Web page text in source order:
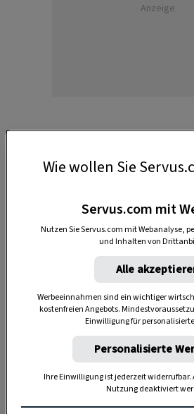
Anzeige
ZUTATEN für das
25 g Ringelblumen-
40 g Mandelöl
25 g Jojobaöl
ANLEITUNG
Für den
getrocknete
Wie wollen Sie
Servus.com mit
Nutzen Sie Servus.com mit Webanalyse,
und Inhalten von
Alle
Werbeeinnahmen sind ein wichtiger
kostenfreien Angebots.
Einwilligung für
Personalisierte
Ihre Einwilligung ist jederzeit widerrufbar.
Nutzung deaktiviert